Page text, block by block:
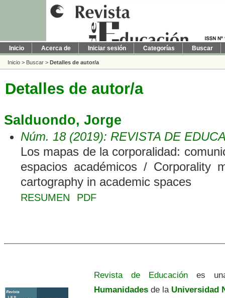
Inicio Acerca de Iniciar sesión Categorías Buscar
Inicio > Buscar > Detalles de autor/a
Detalles de autor/a
Salduondo, Jorge
Núm. 18 (2019): REVISTA DE
Los mapas de la corporalidad:
espacios académicos / Corporality
cartography in academic spaces
RESUMEN PDF
Revista de Educación es
Humanidades de la Universidad